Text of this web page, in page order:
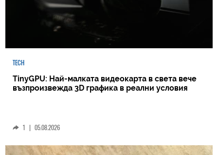
TECH
TinyGPU: Най-малката видеокарта в света вече
възпроизвежда 3D графика в реални условия
1 | 05.08.2026